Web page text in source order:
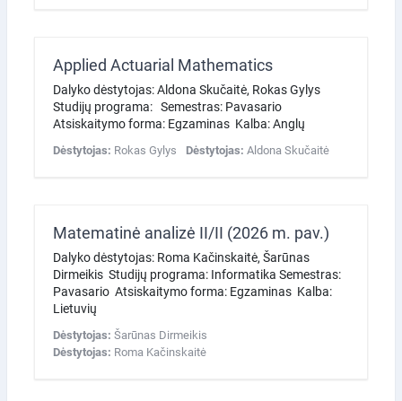
Applied Actuarial Mathematics
Dalyko dėstytojas: Aldona Skučaitė, Rokas Gylys
Studijų programa: Semestras: Pavasario
Atsiskaitymo forma: Egzaminas Kalba: Anglų
Dėstytojas: Rokas Gylys Dėstytojas: Aldona Skučaitė
Matematinė analizė II/II (2026 m. pav.)
Dalyko dėstytojas: Roma Kačinskaitė, Šarūnas
Dirmeikis Studijų programa: Informatika Semestras:
Pavasario Atsiskaitymo forma: Egzaminas Kalba:
Lietuvių
Dėstytojas: Šarūnas Dirmeikis
Dėstytojas: Roma Kačinskaitė